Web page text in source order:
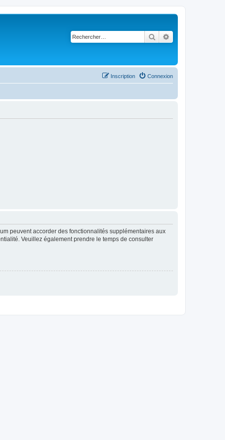
Rechercher
Connexion
Inscription
peuvent accorder des fonctionnalités supplémentaires aux
Veuillez également prendre le temps de consulter